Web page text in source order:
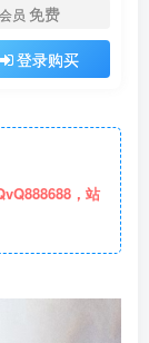
员 免费
登录购买
，站